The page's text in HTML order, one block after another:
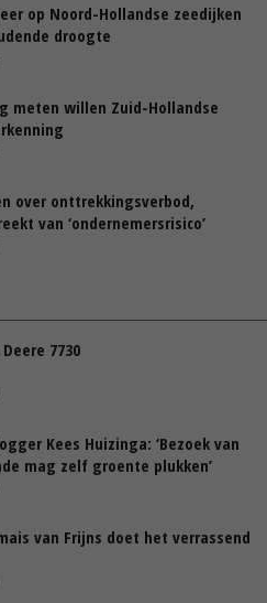
op Noord-Hollandse zeedijken
droogte
meten willen Zuid-Hollandse
over onttrekkingsverbod,
van ‘ondernemersrisico’
Deere 7730
Kees Huizinga: ‘Bezoek van
mag zelf groente plukken’
van Frijns doet het verrassend